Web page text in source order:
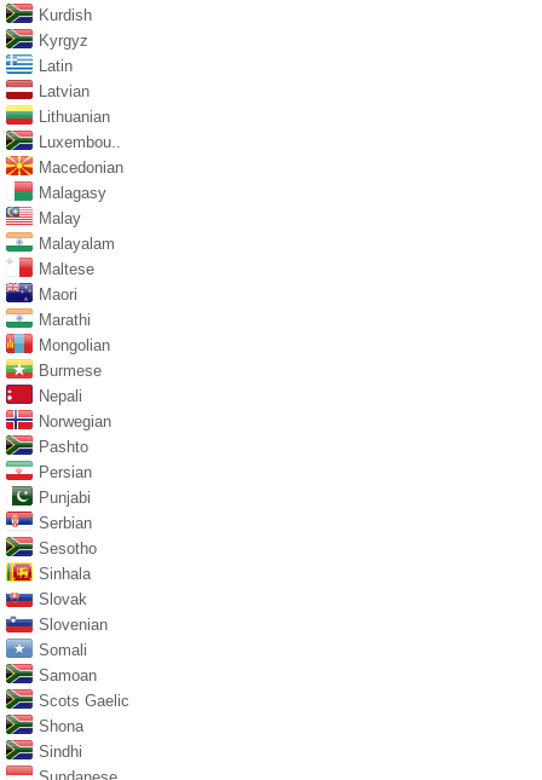
Kurdish
Kyrgyz
Latin
Latvian
Lithuanian
Luxembou..
Macedonian
Malagasy
Malay
Malayalam
Maltese
Maori
Marathi
Mongolian
Burmese
Nepali
Norwegian
Pashto
Persian
Punjabi
Serbian
Sesotho
Sinhala
Slovak
Slovenian
Somali
Samoan
Scots Gaelic
Shona
Sindhi